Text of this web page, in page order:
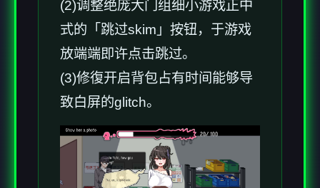
(2)调整绝庞大门组细小游戏正中
式的「跳过skim」按钮，于游戏
放端端即许点击跳过。
(3)修復开启背包占有时间能够导
致白屏的glitch。